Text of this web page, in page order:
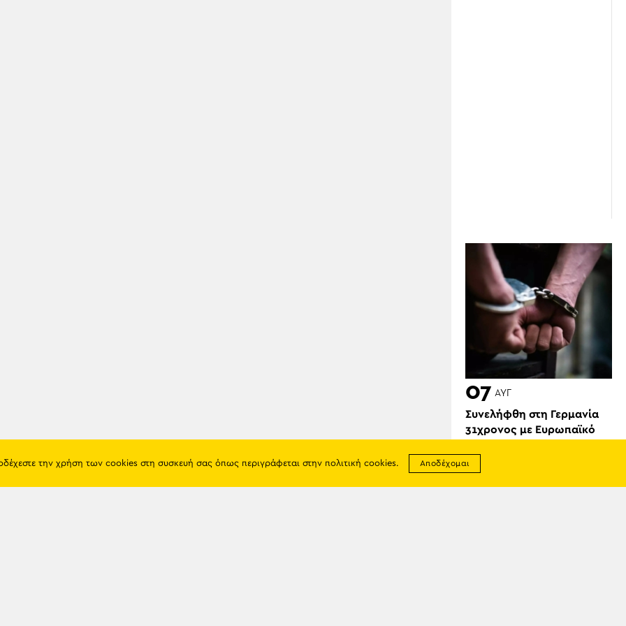
07 ΑΥΓ
Συνελήφθη στη Γερμανία
31χρονος με Ευρωπαϊκό
ανθρωποκτονίες στην
Ελλάδα
την χρήση των cookies στη συσκευή σας όπως περιγράφεται στην πολιτική cookies. Αποδέχομαι